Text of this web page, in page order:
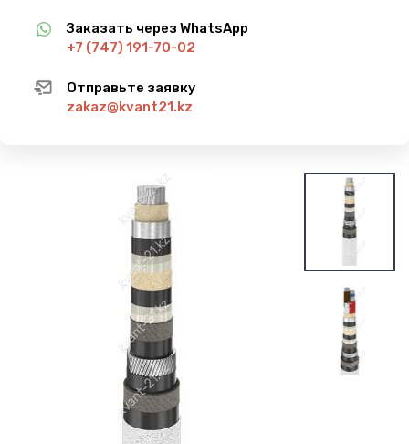
Заказать через WhatsApp
+7 (747) 191-70-02
Отправьте заявку
zakaz@kvant21.kz